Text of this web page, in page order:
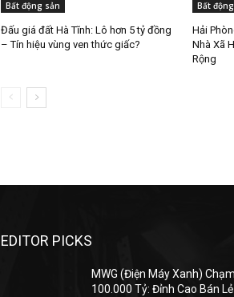
Bất động sản
Đấu giá đất Hà Tĩnh: Lô hơn 5 tỷ đồng
– Tín hiệu vùng ven thức giấc?
Bất
Hải
Nhà Xã
Rộng
EDITOR PICKS
MWG (Điện Máy Xanh)
100.000 Tỷ: Đỉnh Cao Bán